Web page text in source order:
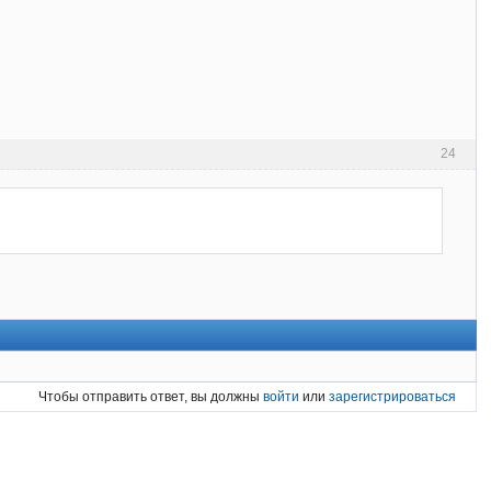
24
Чтобы отправить ответ, вы должны войти или зарегистрироваться